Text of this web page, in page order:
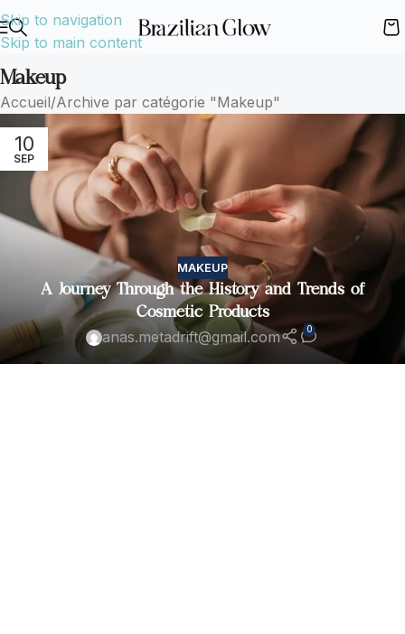
Skip to navigation
Skip to main content
Makeup
Accueil Archive par catégorie "Makeup"
10
SEP
MAKEUP
A Journey Through the History and Trends of
Cosmetic Products
anas.metadrift@gmail.com 0